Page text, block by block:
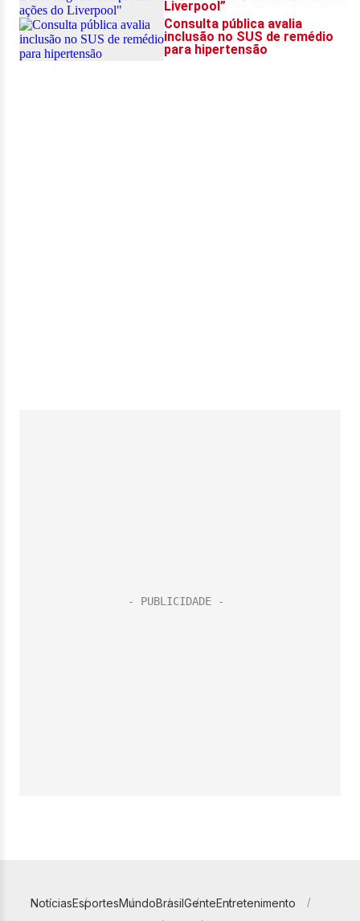
NotíciasEsportesMundoBrasilGenteEntretenimento